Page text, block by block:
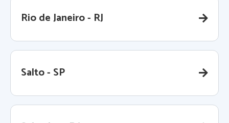
Rio de Janeiro - RJ
Salto - SP